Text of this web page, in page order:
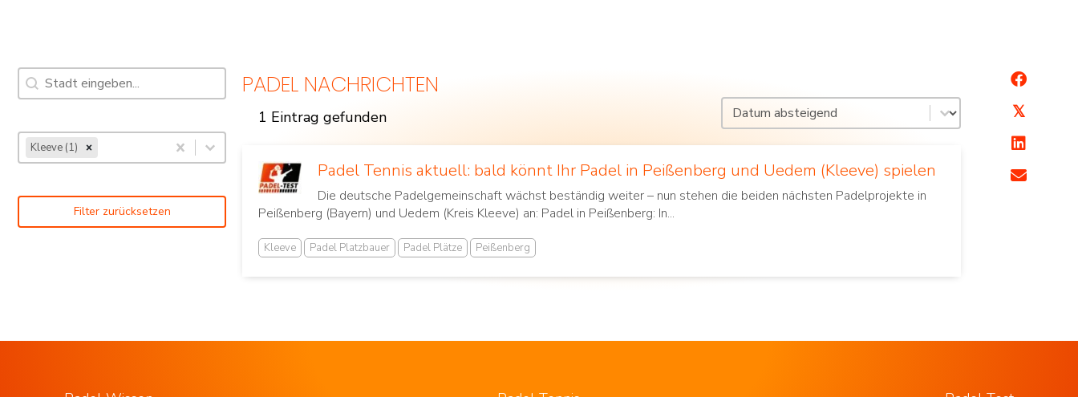
Suche [7]
Inhalt suchen
Schlagworte | Padel Turniere [14]
Inhalt auswählen
Kleeve (1) Inhalt auswählen
Filter zurücksetzen
PADEL NACHRICHTEN
1 Eintrag gefunden Sortierung nach Datum
Inhalt sortieren
Padel Tennis aktuell: bald könnt Ihr Padel in Peißenberg und Uedem (Kleeve) spielen
Die deutsche Padelgemeinschaft wächst beständig weiter – nun stehen die beiden nächsten Padelprojekte in
Peißenberg (Bayern) und Uedem (Kreis Kleeve) an: Padel in Peißenberg: In...
Kleeve Padel Platzbauer Padel Plätze Peißenberg
𝕏
Indoor Padel Courts Outdoor Padel Courts